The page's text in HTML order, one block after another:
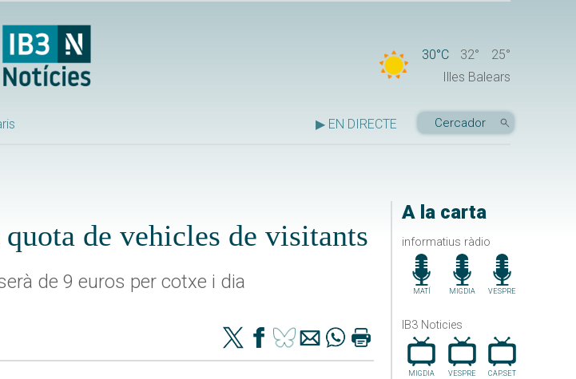
30°C 32°
25°
Illes Balears
▶ EN DIRECTE
A la carta
informatius ràdio
MATÍ MIGDIA VESPRE
IB3 Noticies
MIGDIA VESPRE CAP.SET
de vehicles de visitants
de 9 euros per cotxe i dia